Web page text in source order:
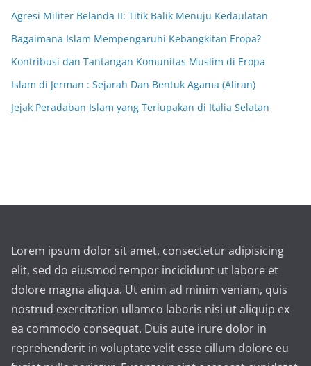
Agresi Militer Belanda II: Titik Balik Menuju Kedaulatan
Bagaimana Islam Mempengaruhi Kebangkitan Eropa?
Kontribusi dan Tantangan Komunitas Muslim di Eropa
Islam di Jerman : Sejarah Dan Bentuk Agama (Aliran)
Jejak Peradaban Islam yang Terlupakan di Italia Selatan
Lorem ipsum dolor sit amet, consectetur adipisicing
elit, sed do eiusmod tempor incididunt ut labore et
dolore magna aliqua. Ut enim ad minim veniam, quis
nostrud exercitation ullamco laboris nisi ut aliquip ex
ea commodo consequat. Duis aute irure dolor in
reprehenderit in voluptate velit esse cillum dolore eu